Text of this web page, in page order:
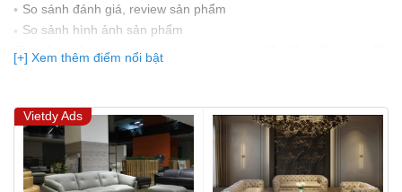
So sánh đánh giá, review sản phẩm
So sảnh hình ảnh sản phẩm
(Bạn đang được xem so sánh giá, xem giá biến động Realtime 10
lần cập nhật gần nhất)
[+] Xem thêm điểm nổi bật
Vietdy Ads